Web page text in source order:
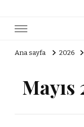
Ana sayfa 2026
Mayıs